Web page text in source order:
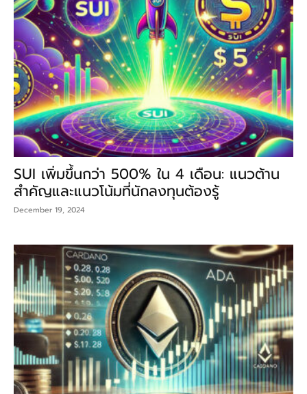
SUI เพิ่มขึ้นกว่า 500% ใน 4 เดือน: แนวต้าน
สำคัญและแนวโน้มที่นักลงทุนต้องรู้
December 19, 2024